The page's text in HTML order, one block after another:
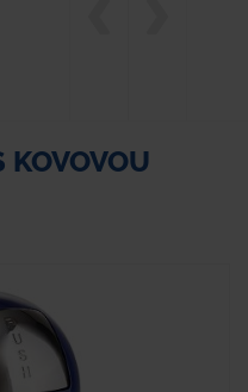
KOVOVOU